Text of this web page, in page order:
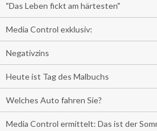
"Das Leben fickt am härtesten"
Media Control exklusiv:
Negativzins
Heute ist Tag des Malbuchs
Welches Auto fahren Sie?
Media Control ermittelt: Das ist der